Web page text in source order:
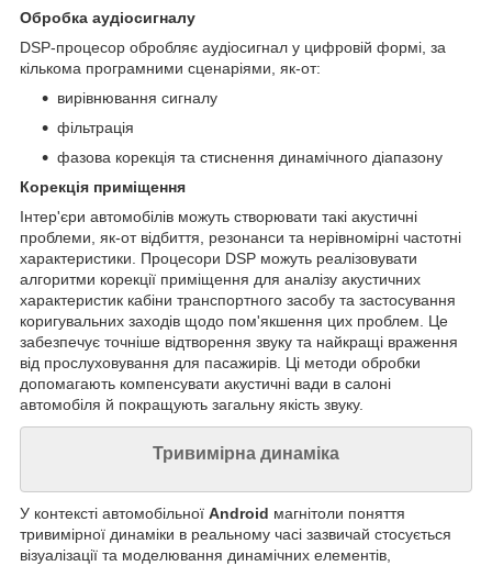
Обробка аудіосигналу
DSP-процесор обробляє аудіосигнал у цифровій формі, за
кількома програмними сценаріями, як-от:
вирівнювання сигналу
фільтрація
фазова корекція та стиснення динамічного діапазону
Корекція приміщення
Інтер'єри автомобілів можуть створювати такі акустичні
проблеми, як-от відбиття, резонанси та нерівномірні частотні
характеристики. Процесори DSP можуть реалізовувати
алгоритми корекції приміщення для аналізу акустичних
характеристик кабіни транспортного засобу та застосування
коригувальних заходів щодо пом'якшення цих проблем. Це
забезпечує точніше відтворення звуку та найкращі враження
від прослуховування для пасажирів. Ці методи обробки
допомагають компенсувати акустичні вади в салоні
автомобіля й покращують загальну якість звуку.
Тривимірна динаміка
У контексті автомобільної Android магнітоли поняття
тривимірної динаміки в реальному часі зазвичай стосується
візуалізації та моделювання динамічних елементів,